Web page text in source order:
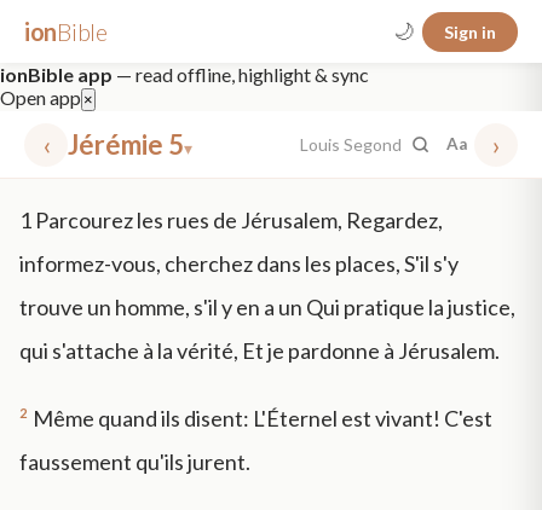
ionBible 🌙 Sign in
ionBible app — read offline, highlight & sync
Open app ×
‹ Jérémie 5▾ Louis Segond Aa ›
nt faith "peace that passeth" grace -law
1 Parcourez les rues de Jérusalem, Regardez,
informez-vous, cherchez dans les places, S'il s'y
trouve un homme, s'il y en a un Qui pratique la justice,
qui s'attache à la vérité, Et je pardonne à Jérusalem.
2 Même quand ils disent: L'Éternel est vivant! C'est
faussement qu'ils jurent.